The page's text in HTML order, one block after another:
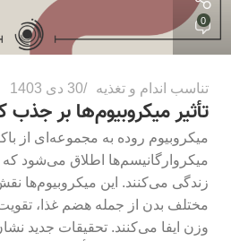
0
تناسب اندام و تغذیه 30 دی 1403
تأثیر میکروبیوم‌ها بر جذب
میکروبیوم روده به مجموعه‌ای از
میکروارگانیسم‌ها اطلاق می‌شود
زندگی می‌کنند. این میکروبیوم‌ها
مختلف بدن از جمله هضم غذا،
وزن ایفا می‌کنند. تحقیقات جدید